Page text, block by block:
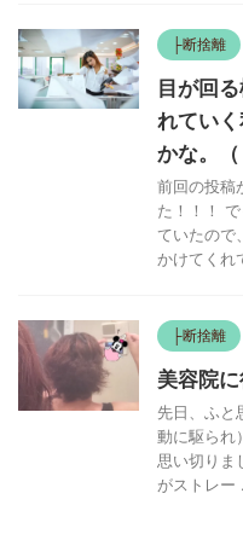
├断捨離
目が回
れてい
かな。（
前回の投稿
た！！！
ていたので
かけてくれ
├断捨離
美容院
先日、ふと
動に駆られ
思い切りま
がストレー